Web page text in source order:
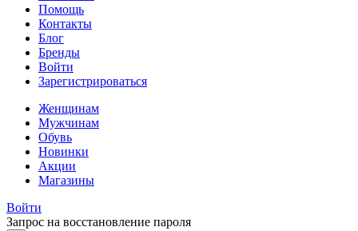
Помощь
Контакты
Блог
Бренды
Войти
Зарегистрироваться
Женщинам
Мужчинам
Обувь
Новинки
Акции
Магазины
Войти
Запрос на восстановление пароля